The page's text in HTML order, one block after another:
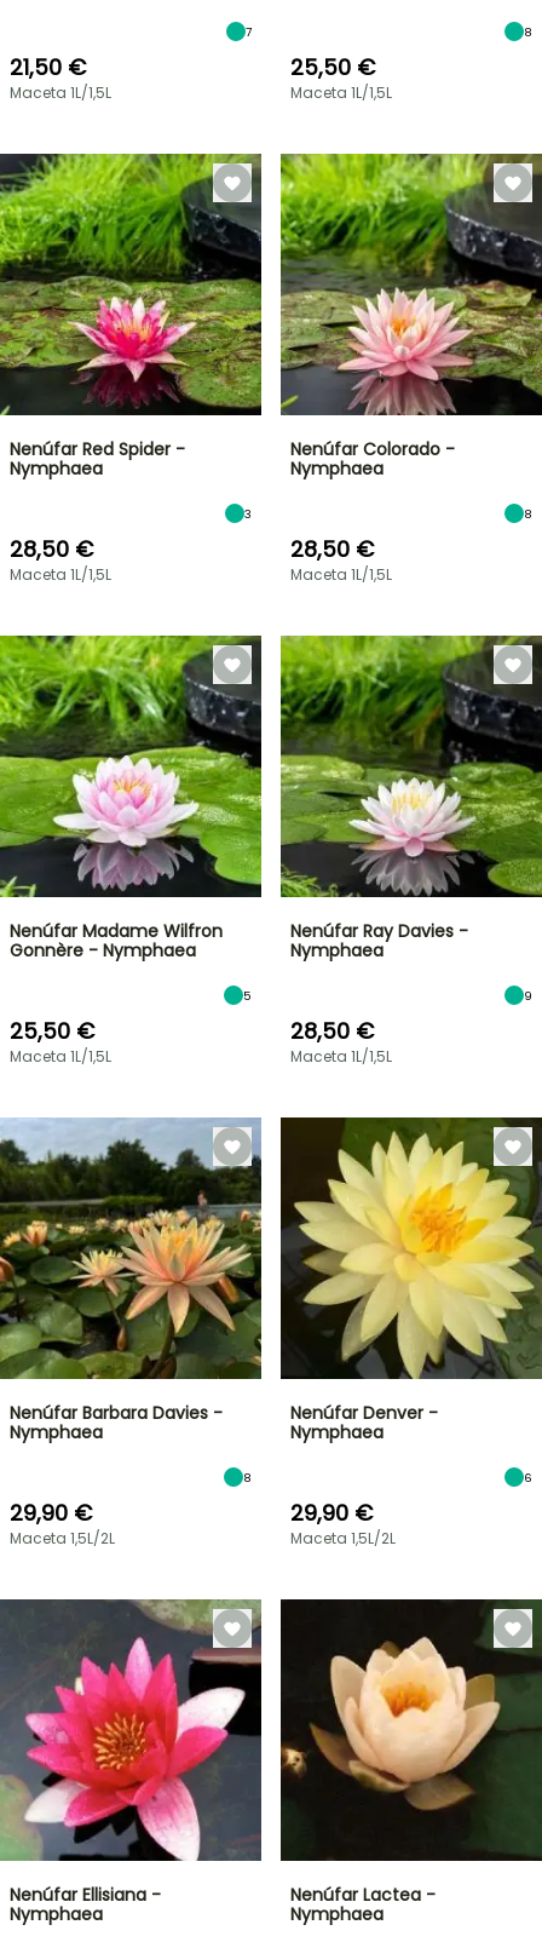
7
21,50 €
Maceta 1L/1,5L
8
25,50 €
Maceta 1L/1,5L
Nenúfar Red Spider -
Nymphaea
3
28,50 €
Maceta 1L/1,5L
Nenúfar Colorado -
Nymphaea
8
28,50 €
Maceta 1L/1,5L
Nenúfar Madame Wilfron
Gonnère - Nymphaea
5
25,50 €
Maceta 1L/1,5L
Nenúfar Ray Davies -
Nymphaea
9
28,50 €
Maceta 1L/1,5L
Nenúfar Barbara Davies -
Nymphaea
8
29,90 €
Maceta 1,5L/2L
Nenúfar Denver -
Nymphaea
6
29,90 €
Maceta 1,5L/2L
Nenúfar Ellisiana -
Nymphaea
Nenúfar Lactea -
Nymphaea